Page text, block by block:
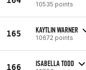
10535 points
165 KAYTLIN WARNER
10672 points
166 ISABELLA TODD